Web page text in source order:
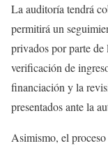
La auditoría tendrá
permitirá un
privados por parte de
verificación de
financiación y la
presentados ante la
Asimismo, el